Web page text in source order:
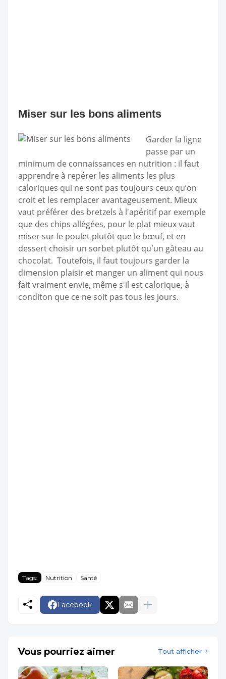
Miser sur les bons aliments
Garder la ligne
passe par un
minimum de connaissances en nutrition : il faut
apprendre à repérer les aliments les plus
caloriques qui ne sont pas toujours ceux qu’on
croit et les remplacer avantageusement. Mieux
vaut préférer des bretzels à l'apéritif par exemple
que des chips allégées, pour le plat mieux vaut
miser sur le poulet plutôt que le bœuf, et en
dessert choisir un sorbet plutôt qu'un gâteau au
chocolat. Toutefois, il faut toujours garder la
dimension plaisir et manger un aliment qui nous
fait vraiment envie, même s'il est calorique, à
conditon que ce ne soit pas tous les jours.
Tags: Nutrition Santé
Facebook
Vous pourriez aimer Tout afficher